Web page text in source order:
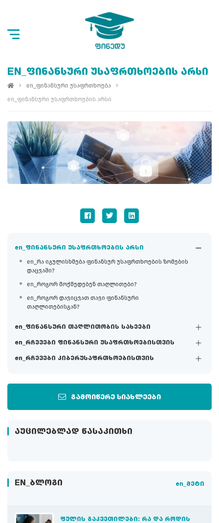
en_ფინანსური უსაფრთხოების არსი
en_რა იგულისხმება ფინანსურ უსაფრთხოების ზომების
დაცვაში?
en_როგორ მოქმედებენ თაღლითები?
en_როგორ დავიცვათ თავი ფინანსური
თაღლითებისგან?
en_ფინანსური თაღლითობის სახეები
en_რჩევები ფინანსური უსაფრთხოებისთვის
en_რჩევები კიბერუსაფრთხოებისთვის
გამოიწერე სიახლეები
ᲐᲣᲪᲘᲚᲔᲑᲚᲐᲓ ᲬᲐᲡᲐᲙᲘᲗᲮᲘ
EN_ᲑᲚᲝᲒᲘ en_მეტი
ᲤᲣᲚᲘᲡ ᲒᲐᲙᲕᲔᲗᲘᲚᲔᲑᲘ: ᲠᲐ ᲓᲐ ᲠᲝᲓᲘᲡ
EN_ᲤᲘᲜᲐᲜᲡᲣᲠᲘ ᲣᲡᲐᲤᲠᲗᲮᲝᲔᲑᲘᲡ ᲐᲠᲡᲘ
en_ფინანსური უსაფრთხოება
en_ფინანსური უსაფრთხოების არსი